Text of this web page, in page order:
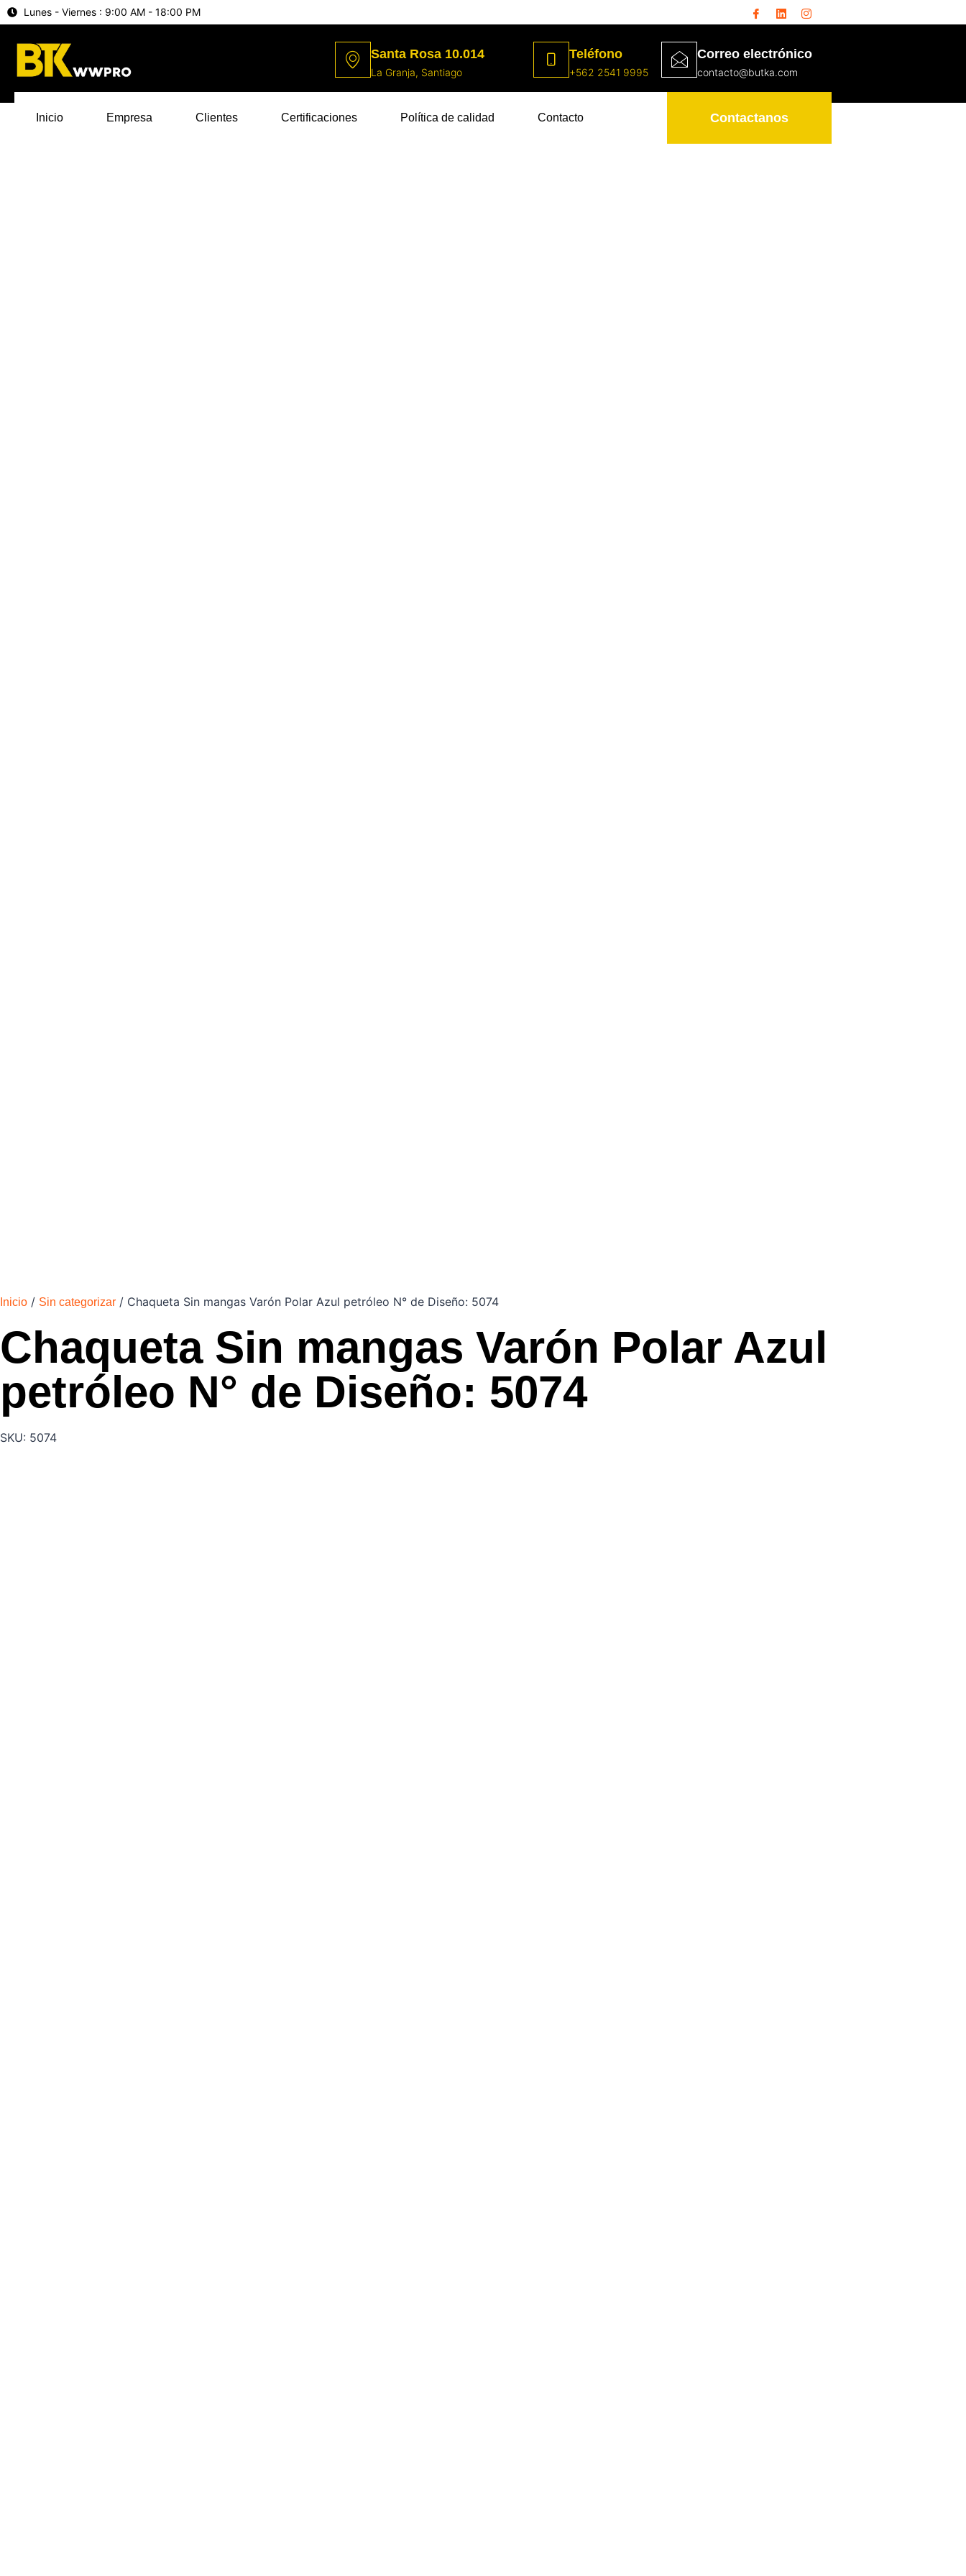
Lunes - Viernes : 9:00 AM - 18:00 PM
Santa Rosa 10.014
La Granja, Santiago
Teléfono
+562 2541 9995
Correo electrónico
contacto@butka.com
Inicio Empresa Clientes Certificaciones Política de calidad Contacto Contactanos
Inicio / Sin categorizar / Chaqueta Sin mangas Varón Polar Azul petróleo N° de Diseño: 5074
Chaqueta Sin mangas Varón Polar Azul
petróleo N° de Diseño: 5074
SKU: 5074